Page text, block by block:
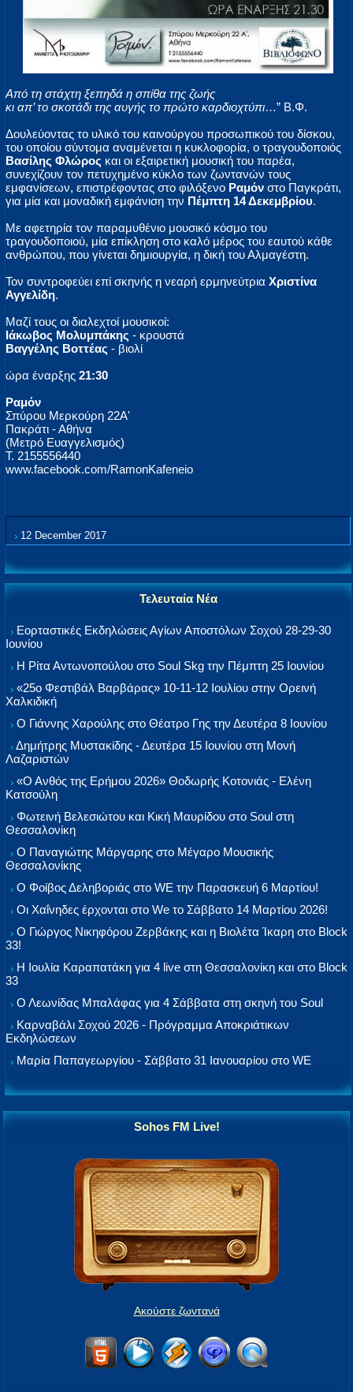
Από τη στάχτη ξεπηδά η σπίθα της ζωής
κι απ’ το σκοτάδι της αυγής το πρώτο καρδιοχτύπι…” Β.Φ.
Δουλεύοντας το υλικό του καινούργου προσωπικού του δίσκου,
του οποίου σύντομα αναμένεται η κυκλοφορία, ο τραγουδοποιός
Βασίλης Φλώρος και οι εξαιρετική μουσική του παρέα,
συνεχίζουν τον πετυχημένο κύκλο των ζωντανών τους
εμφανίσεων, επιστρέφοντας στο φιλόξενο Ραμόν στο Παγκράτι,
για μία και μοναδική εμφάνιση την Πέμπτη 14 Δεκεμβρίου.
Με αφετηρία τον παραμυθένιο μουσικό κόσμο του
τραγουδοποιού, μία επίκληση στο καλό μέρος του εαυτού κάθε
ανθρώπου, που γίνεται δημιουργία, η δική του Αλμαγέστη.
Τον συντροφεύει επί σκηνής η νεαρή ερμηνεύτρια Χριστίνα
Αγγελίδη.
Μαζί τους οι διαλεχτοί μουσικοί:
Ιάκωβος Μολυμπάκης - κρουστά
Βαγγέλης Βοττέας - βιολί
ώρα έναρξης 21:30
Ραμόν
Σπύρου Μερκούρη 22Α'
Πακράτι - Αθήνα
(Μετρό Ευαγγελισμός)
Τ. 2155556440
www.facebook.com/RamonKafeneio
12 December 2017
Τελευταία Νέα
Εορταστικές Εκδηλώσεις Αγίων Αποστόλων Σοχού 28-29-30
Ιουνίου
Η Ρίτα Αντωνοπούλου στο Soul Skg την Πέμπτη 25 Ιουνίου
«25ο Φεστιβάλ Βαρβάρας» 10-11-12 Ιουλίου στην Ορεινή
Χαλκιδική
Ο Γιάννης Χαρούλης στο Θέατρο Γης την Δευτέρα 8 Ιουνίου
Δημήτρης Μυστακίδης - Δευτέρα 15 Ιουνίου στη Μονή
Λαζαριστών
«Ο Ανθός της Ερήμου 2026» Θοδωρής Κοτονιάς - Ελένη
Κατσούλη
Φωτεινή Βελεσιώτου και Κική Μαυρίδου στο Soul στη
Θεσσαλονίκη
Ο Παναγιώτης Μάργαρης στο Μέγαρο Μουσικής
Θεσσαλονίκης
Ο Φοίβος Δεληβοριάς στο WE την Παρασκευή 6 Μαρτίου!
Οι Χαΐνηδες έρχονται στο We το Σάββατο 14 Μαρτίου 2026!
Ο Γιώργος Νικηφόρου Ζερβάκης και η Βιολέτα Ίκαρη στο Block
33!
Η Ιουλία Καραπατάκη για 4 live στη Θεσσαλονίκη και στο Block
33
Ο Λεωνίδας Μπαλάφας για 4 Σάββατα στη σκηνή του Soul
Καρναβάλι Σοχού 2026 - Πρόγραμμα Αποκριάτικων
Εκδηλώσεων
Μαρία Παπαγεωργίου - Σάββατο 31 Ιανουαρίου στο WE
Sohos FM Live!
Ακούστε ζωντανά